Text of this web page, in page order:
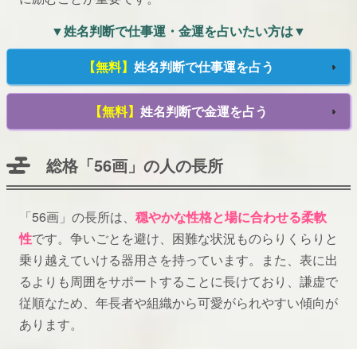
▼姓名判断で仕事運・金運を占いたい方は▼
【無料】 姓名判断で仕事運を占う
【無料】 姓名判断で金運を占う
総格「56画」の人の長所
「56画」の長所は、 穏やかな性格と場に合わせる柔軟
性です。争いごとを避け、困難な状況ものらりくらりと
乗り越えていける器用さを持っています。また、表に出
るよりも周囲をサポートすることに長けており、謙虚で
従順なため、年長者や組織から可愛がられやすい傾向が
あります。